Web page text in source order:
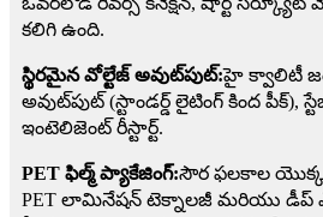
కలిగి ఉంది.
స్థిరమైన వోల్టేజ్ అవుట్‌పుట్:హై క్వాలిటీ
అవుట్‌పుట్ (స్టాండర్డ్ లైటింగ్ కింద పీక్),
ఇంటెలిజెంట్ రీస్టార్ట్.
PET ఫిల్మ్ ప్యాకేజింగ్:సౌర ఫలకాల యొక్క
PET లామినేషన్ టెక్నాలజీ మరియు డీప్